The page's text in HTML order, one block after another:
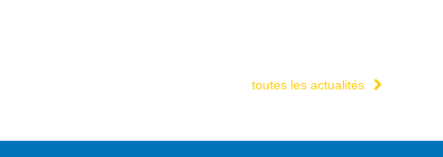
toutes les actualités